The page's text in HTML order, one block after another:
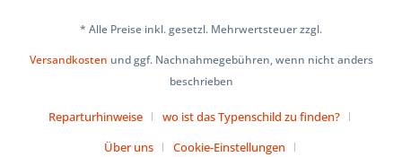
* Alle Preise inkl. gesetzl. Mehrwertsteuer zzgl.
Versandkosten und ggf. Nachnahmegebühren, wenn nicht anders
beschrieben
Reparturhinweise
wo ist das Typenschild zu finden?
Über uns
Cookie-Einstellungen